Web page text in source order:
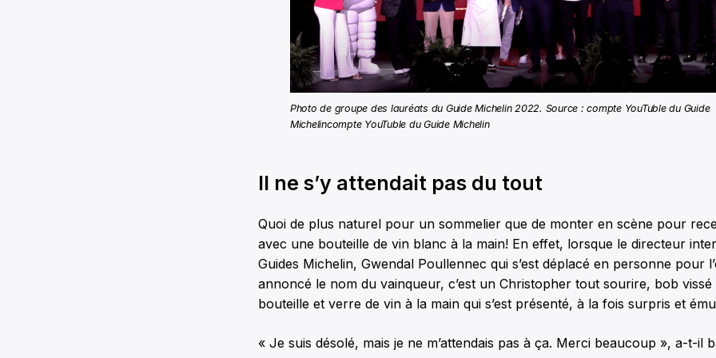
Photo de groupe des lauréats du Guide Michelin 2022. Source : compte YouTuble du Guide
Michelincompte YouTuble du Guide Michelin
Il ne s’y attendait pas du tout
Quoi de plus naturel pour un sommelier que de monter en scène pour
avec une bouteille de vin blanc à la main! En effet, lorsque le directeur
Guides Michelin, Gwendal Poullennec qui s’est déplacé en personne pour
annoncé le nom du vainqueur, c’est un Christopher tout sourire, bob
bouteille et verre de vin à la main qui s’est présenté, à la fois surpris et
« Je suis désolé, mais je ne m’attendais pas à ça. Merci beaucoup », a-t-il